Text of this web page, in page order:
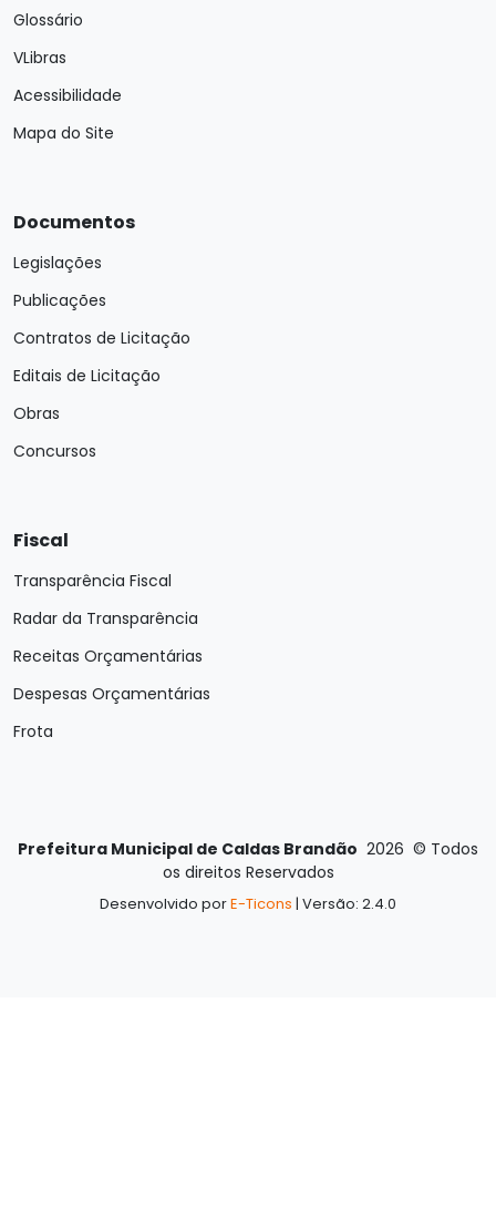
Glossário
VLibras
Acessibilidade
Mapa do Site
Documentos
Legislações
Publicações
Contratos de Licitação
Editais de Licitação
Obras
Concursos
Fiscal
Transparência Fiscal
Radar da Transparência
Receitas Orçamentárias
Despesas Orçamentárias
Frota
Prefeitura Municipal de Caldas Brandão 2026 © Todos
os direitos Reservados
Desenvolvido porE-Ticons | Versão: 2.4.0